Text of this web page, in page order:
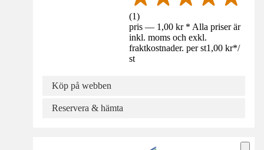
(1)
pris — 1,00 kr * Alla priser är
inkl. moms och exkl.
fraktkostnader. per st1,00 kr*/
st
Köp på webben
Reservera & hämta